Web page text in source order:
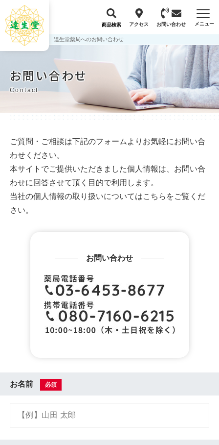
アクセス お問い合わせ メニュー
商品検索
達生堂薬局へのお問い合わせ
お問い合わせ
Contact
ご質問・ご相談は下記のフォームよりお気軽にお問い合
わせください。
本サイトでご提供いただきました個人情報は、お問い合
わせに回答させて頂く目的で利用します。
当社の個人情報の取り扱いについてはこちら をご覧くだ
さい。
お問い合わせ
お名前 必須